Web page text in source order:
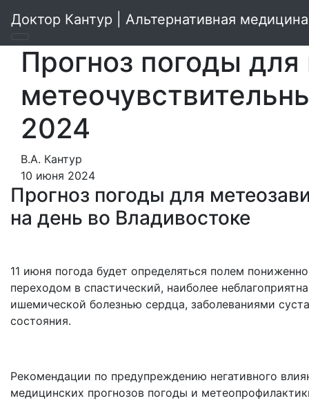
Доктор Кантур | Альтернативная медицина
Прогноз погоды
2024
В.А. Кантур
10 июня 2024
Прогноз погоды для
на день во Владивостоке
11 июня погода будет определяться полем
переходом в спастический, наиболее
ишемической болезнью сердца, заболеваниями
состояния.
Рекомендации по предупреждению негативного
медицинских прогнозов погоды и